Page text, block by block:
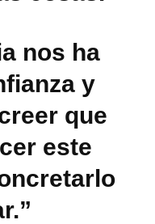
nos ha
y
que
este